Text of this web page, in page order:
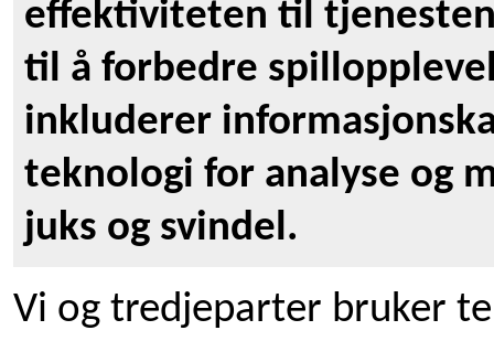
effektiviteten til
til å forbedre
inkluderer
teknologi for analyse og
juks og svindel.
Vi og tredjeparter bruker